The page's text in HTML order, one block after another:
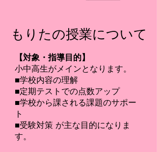
​もりたの授業について
【対象・指導目的】
小中高生がメインとなります。
■学校内容の理解
■定期テストでの点数アップ
■学校から課される課題のサポー
ト
■受験対策 が主な目的になりま
す。